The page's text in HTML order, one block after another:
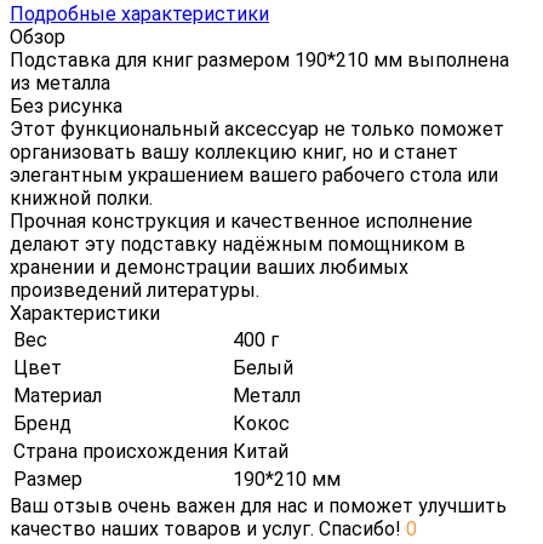
Подробные характеристики
Обзор
Подставка для книг размером 190*210 мм выполнена
из металла
Без рисунка
Этот функциональный аксессуар не только поможет
организовать вашу коллекцию книг, но и станет
элегантным украшением вашего рабочего стола или
книжной полки.
Прочная конструкция и качественное исполнение
делают эту подставку надёжным помощником в
хранении и демонстрации ваших любимых
произведений литературы.
Характеристики
Вес
400 г
Цвет
Белый
Материал
Металл
Бренд
Кокос
Страна происхождения Китай
Размер
190*210 мм
Ваш отзыв очень важен для нас и поможет улучшить
качество наших товаров и услуг. Спасибо! 0